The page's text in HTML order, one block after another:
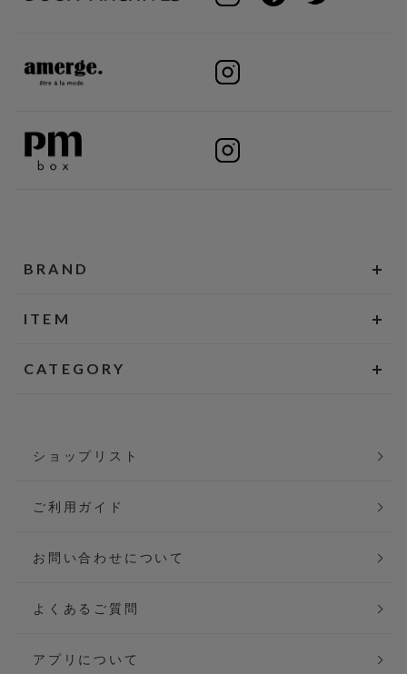
BRAND
ITEM
CATEGORY
ショップリスト
ご利用ガイド
お問い合わせについて
よくあるご質問
アプリについて